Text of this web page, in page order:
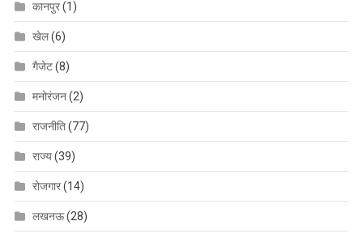
कानपुर(1)
खेल(6)
गैजेट(8)
मनोरंजन(2)
राजनीति(77)
राज्य(39)
रोजगार(14)
लखनऊ(28)